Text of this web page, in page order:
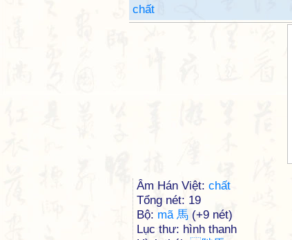
chất
Âm Hán Việt: chất
Tổng nét: 19
Bộ: mã 馬 (+9 nét)
Lục thư: hình thanh